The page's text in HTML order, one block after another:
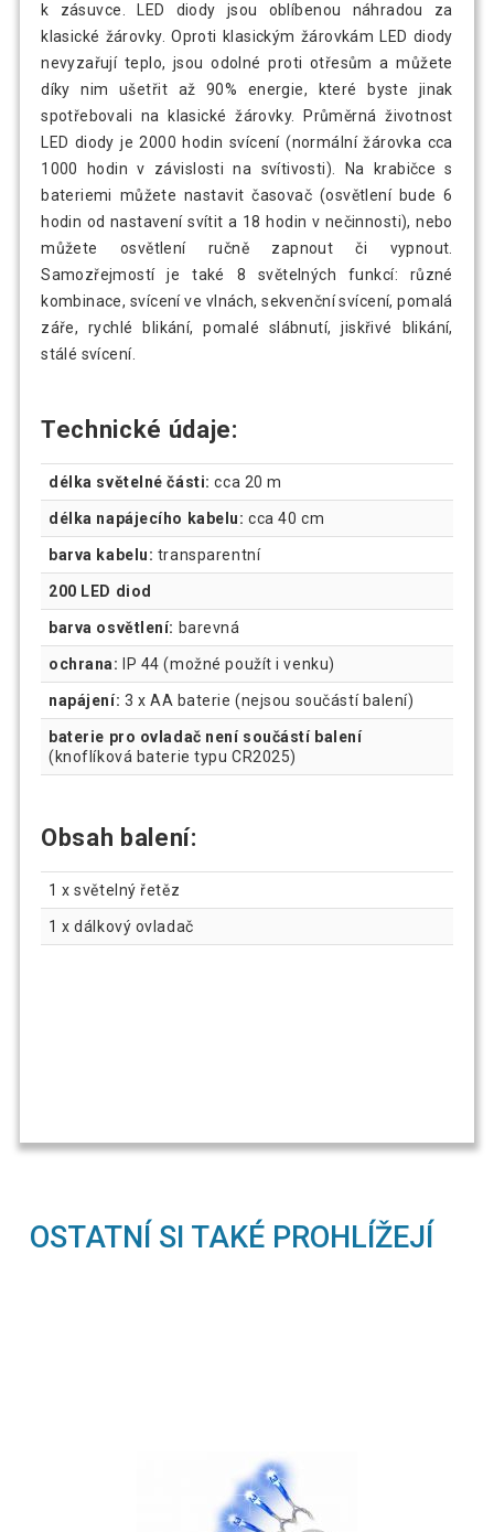
k zásuvce. LED diody jsou oblíbenou náhradou za
klasické žárovky. Oproti klasickým žárovkám LED diody
nevyzařují teplo, jsou odolné proti otřesům a můžete
díky nim ušetřit až 90% energie, které byste jinak
spotřebovali na klasické žárovky. Průměrná životnost
LED diody je 2000 hodin svícení (normální žárovka cca
1000 hodin v závislosti na svítivosti). Na krabičce s
bateriemi můžete nastavit časovač (osvětlení bude 6
hodin od nastavení svítit a 18 hodin v nečinnosti), nebo
můžete osvětlení ručně zapnout či vypnout.
Samozřejmostí je také 8 světelných funkcí: různé
kombinace, svícení ve vlnách, sekvenční svícení, pomalá
záře, rychlé blikání, pomalé slábnutí, jiskřivé blikání,
stálé svícení.
Technické údaje:
délka světelné části: cca 20 m
délka napájecího kabelu: cca 40 cm
barva kabelu: transparentní
200 LED diod
barva osvětlení: barevná
ochrana: IP 44 (možné použít i venku)
napájení: 3 x AA baterie (nejsou součástí balení)
baterie pro ovladač není součástí balení
(knoflíková baterie typu CR2025)
Obsah balení:
1 x světelný řetěz
1 x dálkový ovladač
OSTATNÍ SI TAKÉ PROHLÍŽEJÍ